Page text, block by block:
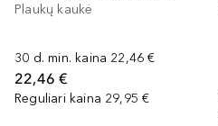
Plaukų kaukė
30 d. min. kaina 22,46 €
22,46 €
Reguliari kaina 29,95 €